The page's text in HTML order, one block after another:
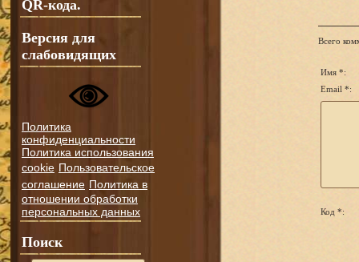
QR-кода.
Версия для
слабовидящих
Политика
конфиденциальности
Политика использования
cookie Пользовательское
соглашение Политика в
отношении обработки
персональных данных
Поиск
Всего
Имя *:
Email *:
Код *: